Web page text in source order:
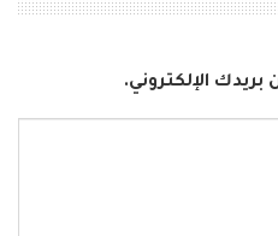
الإلكتروني.